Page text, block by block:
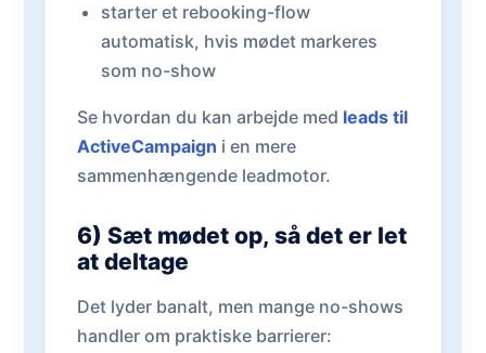
starter et rebooking-flow
automatisk, hvis mødet markeres
som no-show
Se hvordan du kan arbejde med leads til
ActiveCampaign i en mere
sammenhængende leadmotor.
6) Sæt mødet op, så det er let
at deltage
Det lyder banalt, men mange no-shows
handler om praktiske barrierer: